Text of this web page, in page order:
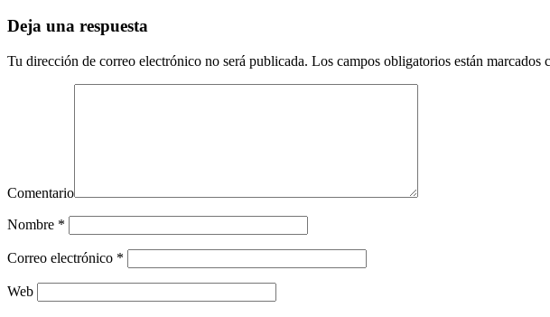
Deja una respuesta
Tu dirección de correo electrónico no será publicada. Los campos obligatorios están marcados
Comentario
Nombre *
Correo electrónico *
Web